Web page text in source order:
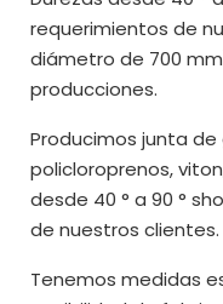
requerimientos de
diámetro de 700
producciones.
Producimos junta
policloroprenos,
desde 40 ° a 90 °
de nuestros clientes.
Tenemos medidas